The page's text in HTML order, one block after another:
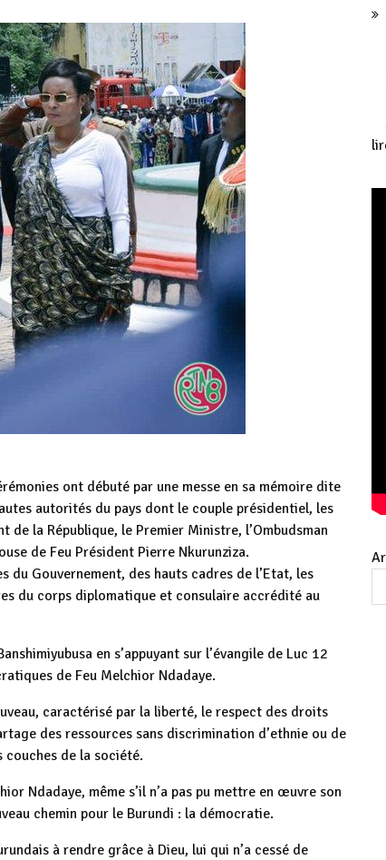
ont débuté par une messe en sa mémoire dite
autorités du pays dont le couple présidentiel, les
la République, le Premier Ministre, l’Ombudsman
de Feu Président Pierre Nkurunziza.
du Gouvernement, des hauts cadres de l’Etat, les
du corps diplomatique et consulaire accrédité au
en s’appuyant sur l’évangile de Luc 12
de Feu Melchior Ndadaye.
caractérisé par la liberté, le respect des droits
des ressources sans discrimination d’ethnie ou de
de la société.
Ndadaye, même s’il n’a pas pu mettre en œuvre son
chemin pour le Burundi : la démocratie.
à rendre grâce à Dieu, lui qui n’a cessé de